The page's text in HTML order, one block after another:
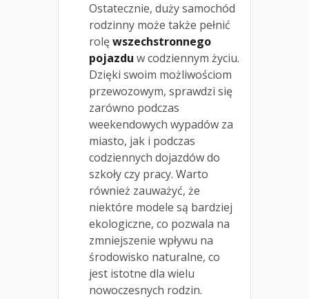
Ostatecznie, duży samochód
rodzinny może także pełnić
rolęwszechstronnego
pojazdu w codziennym życiu.
Dzięki swoim możliwościom
przewozowym, sprawdzi się
zarówno podczas
weekendowych wypadów za
miasto, jak i podczas
codziennych dojazdów do
szkoły czy pracy. Warto
również zauważyć, że
niektóre modele są bardziej
ekologiczne, co pozwala na
zmniejszenie wpływu na
środowisko naturalne, co
jest istotne dla wielu
nowoczesnych rodzin.